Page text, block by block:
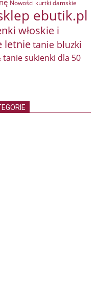
Nowości kurtki damskie
ebutik.pl
włoskie i
letnietanie bluzki
tanie sukienki dla 50